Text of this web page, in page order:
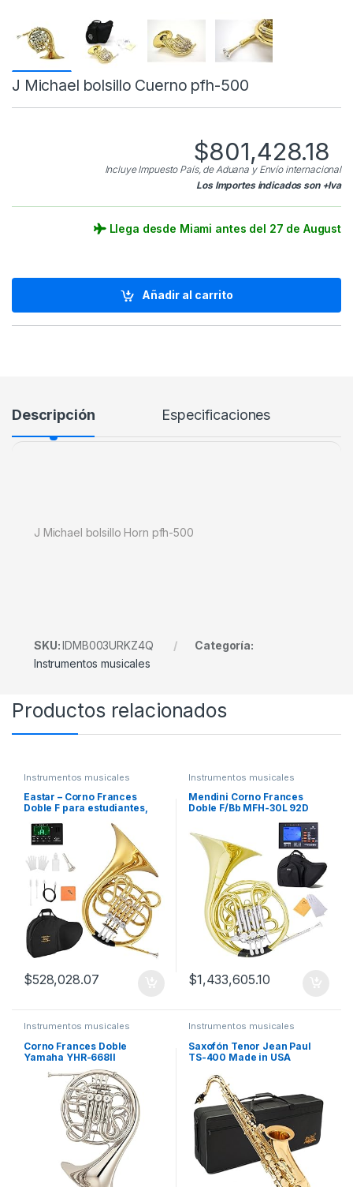
J Michael bolsillo Cuerno pfh-500
$801,428.18
Incluye Impuesto País, de Aduana y Envío internacional
Los Importes indicados son +Iva
Llega desde Miami antes del 27 de August
Añadir al carrito
Descripción Especificaciones
J Michael bolsillo Horn pfh-500
SKU:IDMB003URKZ4Q
Categoría:
Instrumentos musicales
Productos relacionados
Instrumentos musicales
Eastar – Corno Frances
Doble F para estudiantes,
$528,028.07
Instrumentos musicales
Mendini Corno Frances
Doble F/Bb MFH-30L 92D
$1,433,605.10
Instrumentos musicales
Corno Frances Doble
Yamaha YHR-668II
Professional F Bb
Instrumentos musicales
Saxofón Tenor Jean Paul
TS-400 Made in USA